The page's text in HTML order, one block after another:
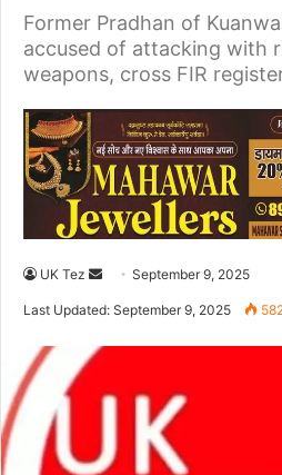
Former Pradhan of
accused of attacking with
weapons, cross FIR
UK Tez
e
d
m
September 9, 2025
Last Updated: September 9, 2025